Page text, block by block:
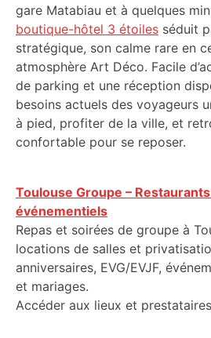
gare Matabiau et à quelques
boutique-hôtel 3 étoiles séduit
stratégique, son calme rare en
atmosphère Art Déco. Facile
de parking et une réception
besoins actuels des voyageurs
à pied, profiter de la ville, et
confortable pour se reposer.
Toulouse Groupe –
événementiels
Repas et soirées de groupe à
locations de salles et
anniversaires, EVG/EVJF,
et mariages.
Accéder aux lieux et